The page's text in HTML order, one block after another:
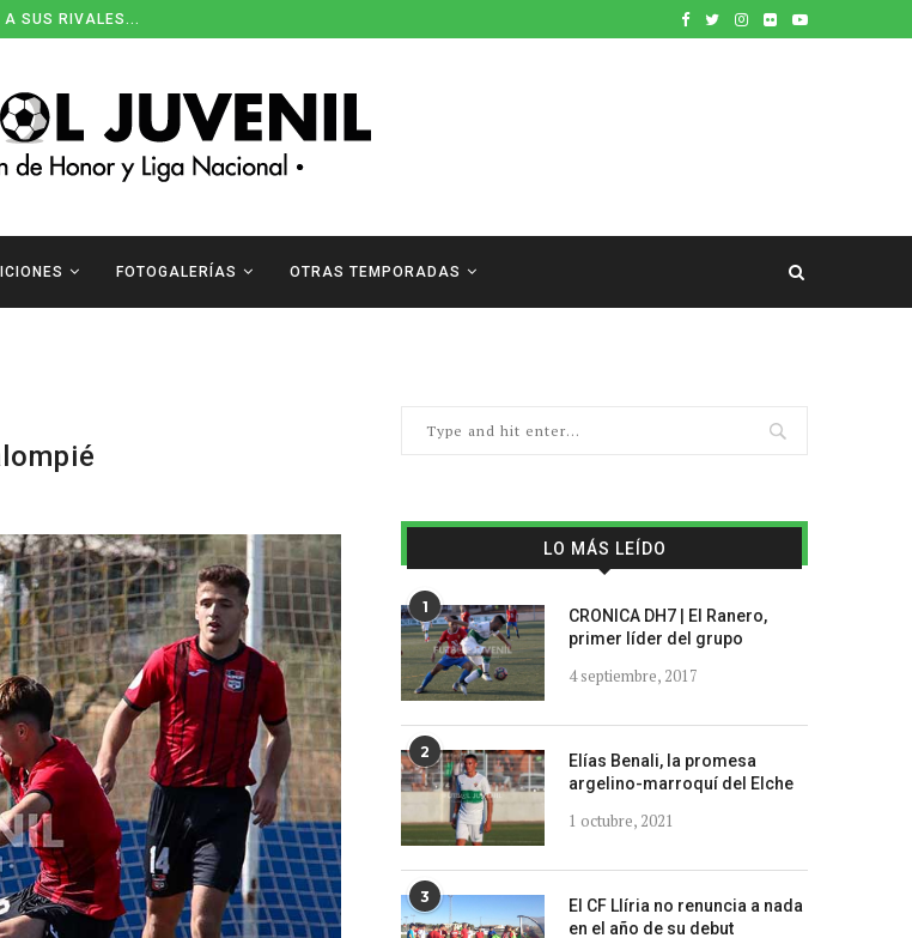
A SUS RIVALES...
FOTOGALERÍAS OTRAS TEMPORADAS
LO MÁS LEÍDO
1
CRONICA DH7 | El Ranero,
primer líder del grupo
4 septiembre, 2017
2
Elías Benali, la promesa
argelino-marroquí del Elche
1 octubre, 2021
3
El CF Llíria no renuncia a nada
en el año de su debut